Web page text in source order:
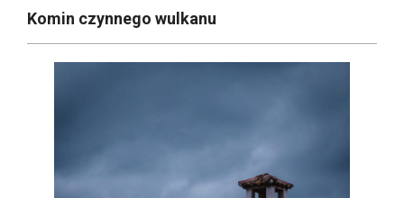
NavigationKomin czynnego wulkanu